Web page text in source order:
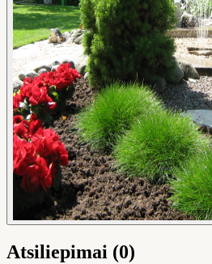
Atsiliepimai (0)